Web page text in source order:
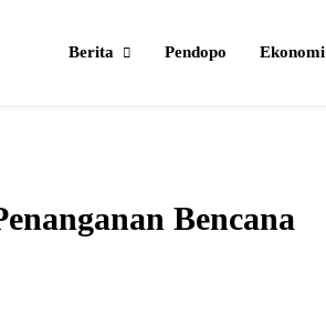
Berita Pendopo Ekonomi
Bencana